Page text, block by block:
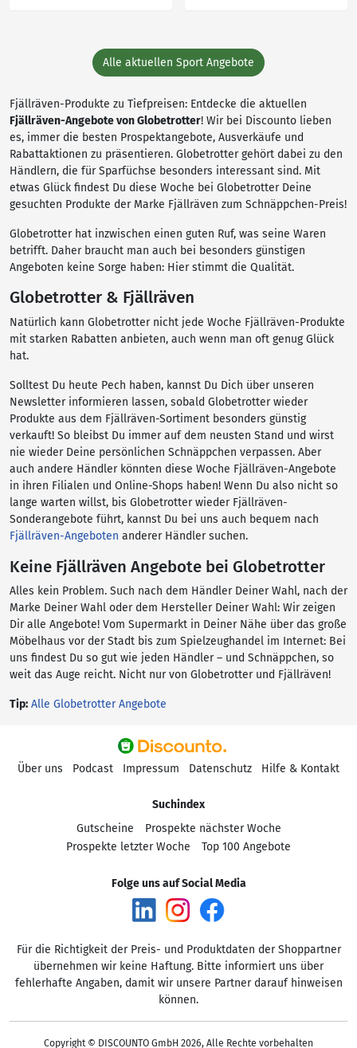
Alle aktuellen Sport Angebote
Fjällräven-Produkte zu Tiefpreisen: Entdecke die aktuellen
Fjällräven-Angebote von Globetrotter! Wir bei Discounto lieben
es, immer die besten Prospektangebote, Ausverkäufe und
Rabattaktionen zu präsentieren. Globetrotter gehört dabei zu den
Händlern, die für Sparfüchse besonders interessant sind. Mit
etwas Glück findest Du diese Woche bei Globetrotter Deine
gesuchten Produkte der Marke Fjällräven zum Schnäppchen-Preis!
Globetrotter hat inzwischen einen guten Ruf, was seine Waren
betrifft. Daher braucht man auch bei besonders günstigen
Angeboten keine Sorge haben: Hier stimmt die Qualität.
Globetrotter & Fjällräven
Natürlich kann Globetrotter nicht jede Woche Fjällräven-Produkte
mit starken Rabatten anbieten, auch wenn man oft genug Glück
hat.
Solltest Du heute Pech haben, kannst Du Dich über unseren
Newsletter informieren lassen, sobald Globetrotter wieder
Produkte aus dem Fjällräven-Sortiment besonders günstig
verkauft! So bleibst Du immer auf dem neusten Stand und wirst
nie wieder Deine persönlichen Schnäppchen verpassen. Aber
auch andere Händler könnten diese Woche Fjällräven-Angebote
in ihren Filialen und Online-Shops haben! Wenn Du also nicht so
lange warten willst, bis Globetrotter wieder Fjällräven-
Sonderangebote führt, kannst Du bei uns auch bequem nach
Fjällräven-Angeboten anderer Händler suchen.
Keine Fjällräven Angebote bei Globetrotter
Alles kein Problem. Such nach dem Händler Deiner Wahl, nach der
Marke Deiner Wahl oder dem Hersteller Deiner Wahl: Wir zeigen
Dir alle Angebote! Vom Supermarkt in Deiner Nähe über das große
Möbelhaus vor der Stadt bis zum Spielzeughandel im Internet: Bei
uns findest Du so gut wie jeden Händler – und Schnäppchen, so
weit das Auge reicht. Nicht nur von Globetrotter und Fjällräven!
Tip: Alle Globetrotter Angebote
Über uns Podcast Impressum Datenschutz Hilfe & Kontakt
Suchindex
Gutscheine
Prospekte nächster Woche
Prospekte letzter Woche
Top 100 Angebote
Folge uns auf Social Media
Für die Richtigkeit der Preis- und Produktdaten der Shoppartner
übernehmen wir keine Haftung. Bitte informiert uns über
fehlerhafte Angaben, damit wir unsere Partner darauf hinweisen
können.
Copyright © DISCOUNTO GmbH 2026, Alle Rechte vorbehalten